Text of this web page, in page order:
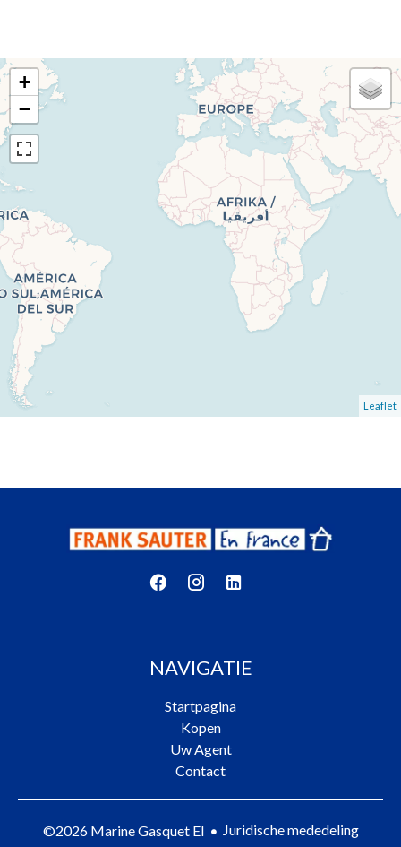
+
−
Leaflet
NAVIGATIE
Startpagina
Kopen
Uw Agent
Contact
©2026 Marine Gasquet EI
Juridische mededeling